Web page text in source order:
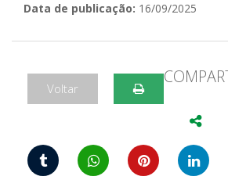
Data de publicação: 16/09/2025
Voltar